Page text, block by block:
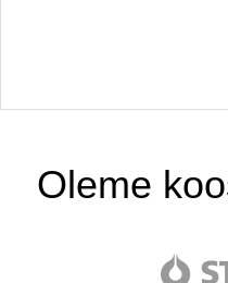
Oleme